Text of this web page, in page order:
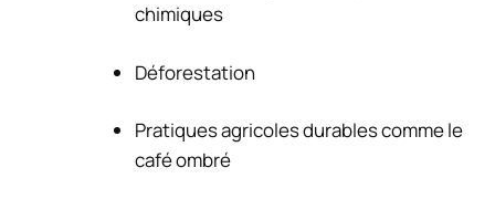
chimiques
Déforestation
Pratiques agricoles durables comme le
café ombré